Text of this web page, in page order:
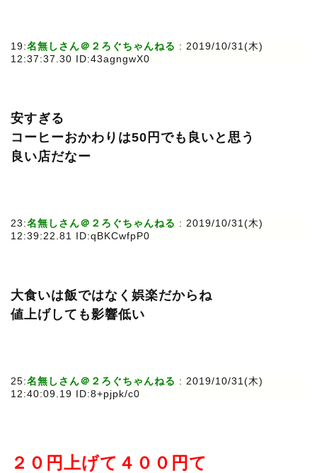
19:名無しさん＠２ろぐちゃんねる : 2019/10/31(木)
12:37:37.30 ID:43agngwX0
安すぎる
コーヒーおかわりは50円でも良いと思う
良い店だなー
23:名無しさん＠２ろぐちゃんねる : 2019/10/31(木)
12:39:22.81 ID:qBKCwfpP0
大食いは飯ではなく娯楽だからね
値上げしても影響低い
25:名無しさん＠２ろぐちゃんねる : 2019/10/31(木)
12:40:09.19 ID:8+pjpk/c0
２０円上げて４００円て